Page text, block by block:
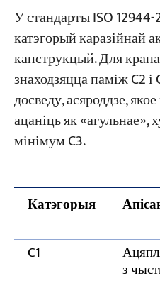
Якое пакрыццё па
выкарыстоўваецца
ўнутранага
Ці магу я проста
тоўстую сістэму
навакольнага
Што лепш, гарачае
Як я магу
пакрыцця,
На колькі гадоў
гарантаваць
У стандарты ISO
катэгорый каразійнай
канструкцый. Для
знаходзяцца паміж C2
досведу, асяроддзе,
ацаніць як «агульнае»,
мінімум C3.
Катэгорыя
C1
з